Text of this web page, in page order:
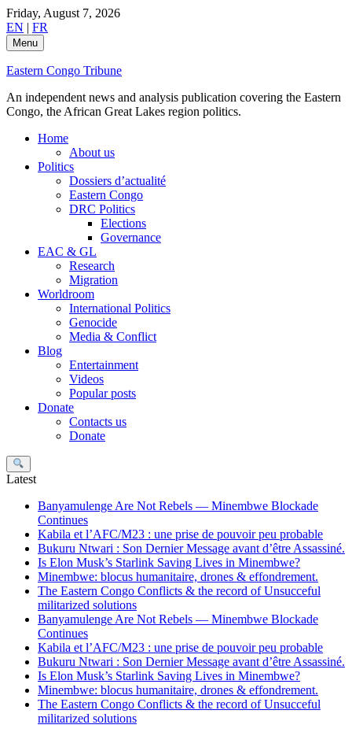
Skip
to
content
Friday, August 7, 2026
EN | FR
Menu
Eastern Congo Tribune
An independent news and analysis publication covering the Eastern
Congo, the African Great Lakes region politics.
Home
About us
Politics
Dossiers d’actualité
Eastern Congo
DRC Politics
Elections
Governance
EAC & GL
Research
Migration
Worldroom
International Politics
Genocide
Media & Conflict
Blog
Entertainment
Videos
Popular posts
Donate
Contacts us
Donate
Search
Latest
Banyamulenge Are Not Rebels — Minembwe Blockade
Continues
Kabila et l’AFC/M23 : une prise de pouvoir peu probable
Bukuru Ntwari : Son Dernier Message avant d’être Assassiné.
Is Elon Musk’s Starlink Saving Lives in Minembwe?
Minembwe: blocus humanitaire, drones & effondrement.
The Eastern Congo Conflicts & the record of Unsucceful
militarized solutions
Banyamulenge Are Not Rebels — Minembwe Blockade
Continues
Kabila et l’AFC/M23 : une prise de pouvoir peu probable
Bukuru Ntwari : Son Dernier Message avant d’être Assassiné.
Is Elon Musk’s Starlink Saving Lives in Minembwe?
Minembwe: blocus humanitaire, drones & effondrement.
The Eastern Congo Conflicts & the record of Unsucceful
militarized solutions